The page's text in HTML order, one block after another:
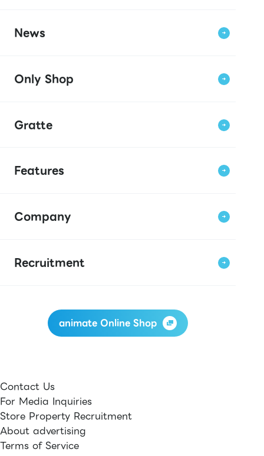
News
Only Shop
Gratte
Features
Company
Recruitment
animate Online Shop
Contact Us
For Media Inquiries
Store Property Recruitment
About advertising
Terms of Service